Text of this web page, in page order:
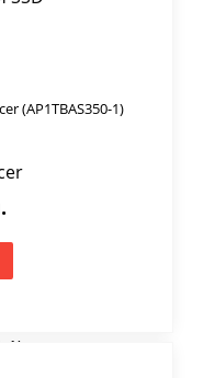
(AP1TBAS350-1)